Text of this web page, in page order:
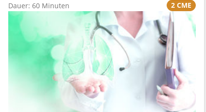
Dauer: 60 Minuten 2 CME